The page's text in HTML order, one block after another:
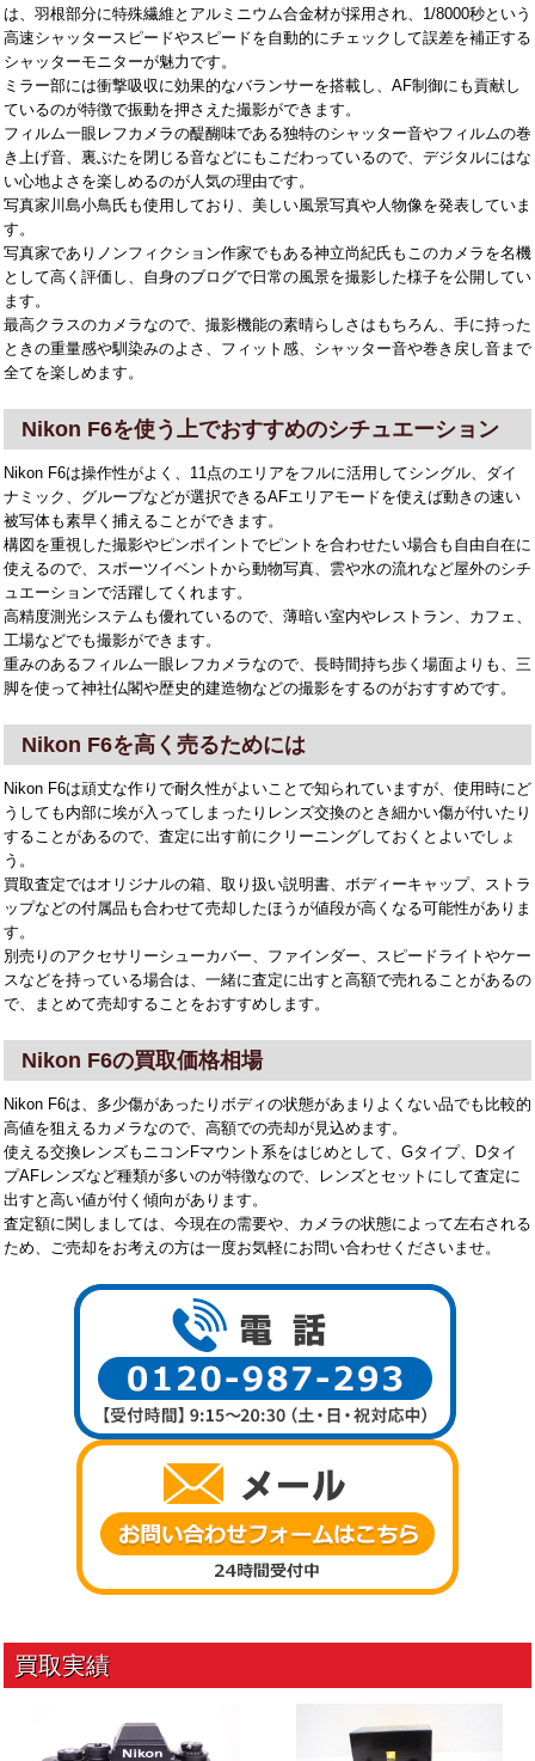
は、羽根部分に特殊繊維とアルミニウム合金材が採用され、1/8000秒という
高速シャッタースピードやスピードを自動的にチェックして誤差を補正する
シャッターモニターが魅力です。
ミラー部には衝撃吸収に効果的なバランサーを搭載し、AF制御にも貢献し
ているのが特徴で振動を押さえた撮影ができます。
フィルム一眼レフカメラの醍醐味である独特のシャッター音やフィルムの巻
き上げ音、裏ぶたを閉じる音などにもこだわっているので、デジタルにはな
い心地よさを楽しめるのが人気の理由です。
写真家川島小鳥氏も使用しており、美しい風景写真や人物像を発表していま
す。
写真家でありノンフィクション作家でもある神立尚紀氏もこのカメラを名機
として高く評価し、自身のブログで日常の風景を撮影した様子を公開してい
ます。
最高クラスのカメラなので、撮影機能の素晴らしさはもちろん、手に持った
ときの重量感や馴染みのよさ、フィット感、シャッター音や巻き戻し音まで
全てを楽しめます。
Nikon F6を使う上でおすすめのシチュエーション
Nikon F6は操作性がよく、11点のエリアをフルに活用してシングル、ダイ
ナミック、グループなどが選択できるAFエリアモードを使えば動きの速い
被写体も素早く捕えることができます。
構図を重視した撮影やピンポイントでピントを合わせたい場合も自由自在に
使えるので、スポーツイベントから動物写真、雲や水の流れなど屋外のシチ
ュエーションで活躍してくれます。
高精度測光システムも優れているので、薄暗い室内やレストラン、カフェ、
工場などでも撮影ができます。
重みのあるフィルム一眼レフカメラなので、長時間持ち歩く場面よりも、三
脚を使って神社仏閣や歴史的建造物などの撮影をするのがおすすめです。
Nikon F6を高く売るためには
Nikon F6は頑丈な作りで耐久性がよいことで知られていますが、使用時にど
うしても内部に埃が入ってしまったりレンズ交換のとき細かい傷が付いたり
することがあるので、査定に出す前にクリーニングしておくとよいでしょ
う。
買取査定ではオリジナルの箱、取り扱い説明書、ボディーキャップ、ストラ
ップなどの付属品も合わせて売却したほうが値段が高くなる可能性がありま
す。
別売りのアクセサリーシューカバー、ファインダー、スピードライトやケー
スなどを持っている場合は、一緒に査定に出すと高額で売れることがあるの
で、まとめて売却することをおすすめします。
Nikon F6の買取価格相場
Nikon F6は、多少傷があったりボディの状態があまりよくない品でも比較的
高値を狙えるカメラなので、高額での売却が見込めます。
使える交換レンズもニコンFマウント系をはじめとして、Gタイプ、Dタイ
プAFレンズなど種類が多いのが特徴なので、レンズとセットにして査定に
出すと高い値が付く傾向があります。
査定額に関しましては、今現在の需要や、カメラの状態によって左右される
ため、ご売却をお考えの方は一度お気軽にお問い合わせくださいませ。